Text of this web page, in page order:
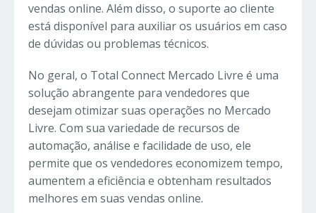
vendas online. Além disso, o suporte ao cliente
está disponível para auxiliar os usuários em caso
de dúvidas ou problemas técnicos.
No geral, o Total Connect Mercado Livre é uma
solução abrangente para vendedores que
desejam otimizar suas operações no Mercado
Livre. Com sua variedade de recursos de
automação, análise e facilidade de uso, ele
permite que os vendedores economizem tempo,
aumentem a eficiência e obtenham resultados
melhores em suas vendas online.